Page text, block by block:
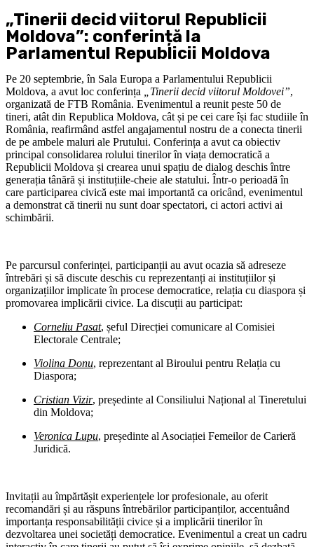
„Tinerii decid viitorul Republicii
Moldova”: conferință la
Parlamentul Republicii Moldova
Pe 20 septembrie, în Sala Europa a Parlamentului Republicii
Moldova, a avut loc conferința
„Tinerii decid viitorul Moldovei”,
organizată de FTB România. Evenimentul a reunit peste 50 de
tineri, atât din Republica Moldova, cât și pe cei care își fac studiile în
România, reafirmând astfel angajamentul nostru de a conecta tinerii
de pe ambele maluri ale Prutului. Conferința a avut ca obiectiv
principal consolidarea rolului tinerilor în viața democratică a
Republicii Moldova și crearea unui spațiu de dialog deschis între
generația tânără și instituțiile-cheie ale statului. Într-o perioadă în
care participarea civică este mai importantă ca oricând, evenimentul
a demonstrat că tinerii nu sunt doar spectatori, ci actori activi ai
schimbării.
Pe parcursul conferinței, participanții au avut ocazia să adreseze
întrebări și să discute deschis cu reprezentanți ai instituțiilor și
organizațiilor implicate în procese democratice, relația cu diaspora și
promovarea implicării civice. La discuții au participat:
Corneliu Pasat, șeful Direcției comunicare al Comisiei
Electorale Centrale;
Violina Donu, reprezentant al Biroului pentru Relația cu
Diaspora;
Cristian Vizir, președinte al Consiliului Național al Tineretului
din Moldova;
Veronica Lupu, președinte al Asociației Femeilor de Carieră
Juridică.
Invitații au împărtășit experiențele lor profesionale, au oferit
recomandări și au răspuns întrebărilor participanților, accentuând
importanța responsabilității civice și a implicării tinerilor în
dezvoltarea unei societăți democratice. Evenimentul a creat un cadru